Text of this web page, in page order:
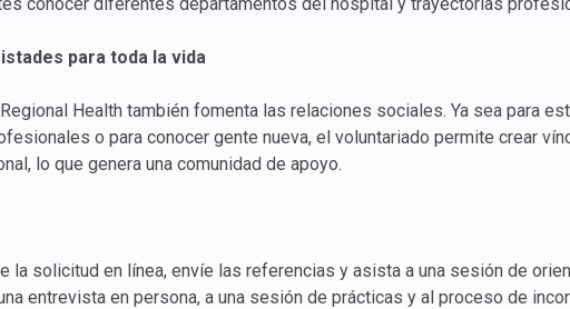
para toda la vida
Health también fomenta las relaciones sociales. Ya sea para
o para conocer gente nueva, el voluntariado permite crear
lo que genera una comunidad de apoyo.
la solicitud en línea, envíe las referencias y asista a una sesión de
entrevista en persona, a una sesión de prácticas y al proceso de